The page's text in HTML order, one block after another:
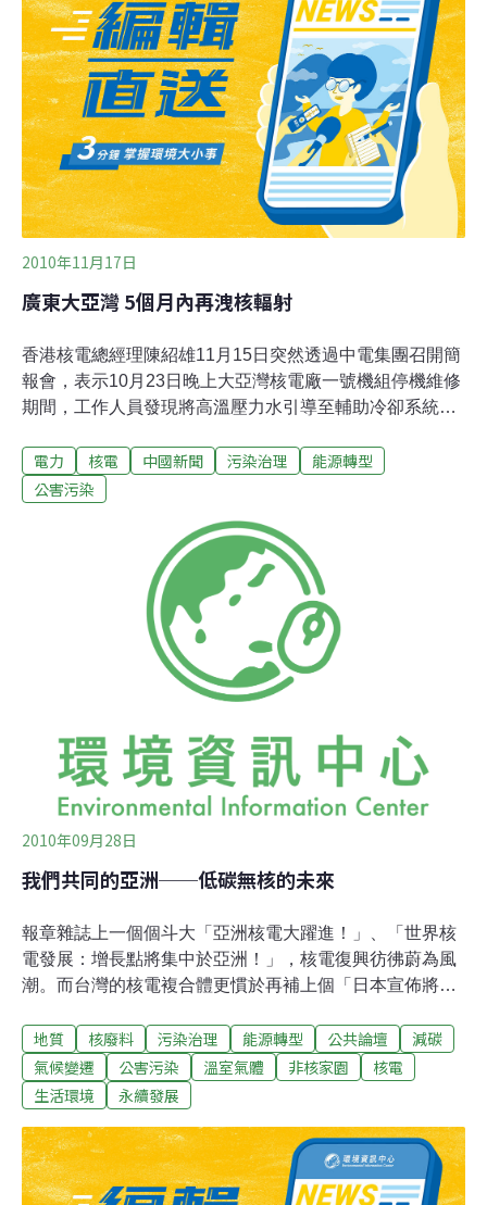
她指出，日本事件的「教訓是，儘管有些風險被視為幾乎
不存在，不代表我們能完全排除這些風險」。瑞士也暫停
更換5座老舊核電廠的計畫。義大利和波蘭先前都決定要
投入資金發展核能，現在也將重新考慮。強震過後，日本
正努力避免反應爐熔毀。全球反核聲浪迫使多國政府作法
趨於保守。而明天在布魯塞爾的會議，目的就是要訂出聯
合安全標準及災變處理方式。歐盟多國都使用核能。法國
數量居冠，有19座核電廠和58個
2010年11月17日
廣東大亞灣 5個月內再洩核輻射
香港核電總經理陳紹雄11月15日突然透過中電集團召開簡
報會，表示10月23日晚上大亞灣核電廠一號機組停機維修
期間，工作人員發現將高溫壓力水引導至輔助冷卻系統的
酸」晶體。「硼酸」可吸收中子來控制核反應，工作人員
身上的儀器亦顯示現場有輻射洩漏。經檢查後廠方發現管
希。核島的水泥鋼板外殼亦確保輻射並無外洩，故廠方按
國際核事件分級制將此次事故評為一級「異常」級別。對
於事發後近一個月才向公眾披露事件，陳紹雄聲稱核電廠
平均每年4宗0至1級事故，若每次都即時披露擔心會引起
「狼來了」的恐慌，故廠方逢每月15日以月報方式披露輕
微事故。他強調公司及核電廠無意隱瞞事故。綠色和平項
目主任古偉牧指出，輻射可引發癌症及遺傳病風險，吸收
小劑量，但已超過平常人每年吸收的上
電力 核電 中國新聞 污染治理
能源轉型
公害污染
2010年09月28日
我們共同的亞洲──低碳無核的未來
報章雜誌上一個個斗大「亞洲核電大躍進！」、「世界核
電發展：增長點將集中於亞洲！」，核電復興彷彿蔚為風
潮。而台灣的核電複合體更慣於再補上個「日本宣佈將於
投資核電，並將推動技術輸出」的訊息，試圖以亞鄰的
「官方」舉動，作為說服台灣民眾揚棄「非核家園」的理
想。9月18日與19日，來自亞洲各國的環保團體代表，將
齊聚於非核亞洲論壇，分別從核電與地質條件、核電與氣
候變遷以及核廢料等為題，共同思索如何突破核電迷思，
迎向真正的永續能源。然而在此之前，並需先梳理亞洲各
國目前遇到的核電威脅。亞洲的核能產業鏈根據統計，目
地質 核廢料 污染治理 能源轉型 公共論壇
減碳
氣候變遷
公害污染 溫室氣體 非核家園
核電
生活環境
永續發展